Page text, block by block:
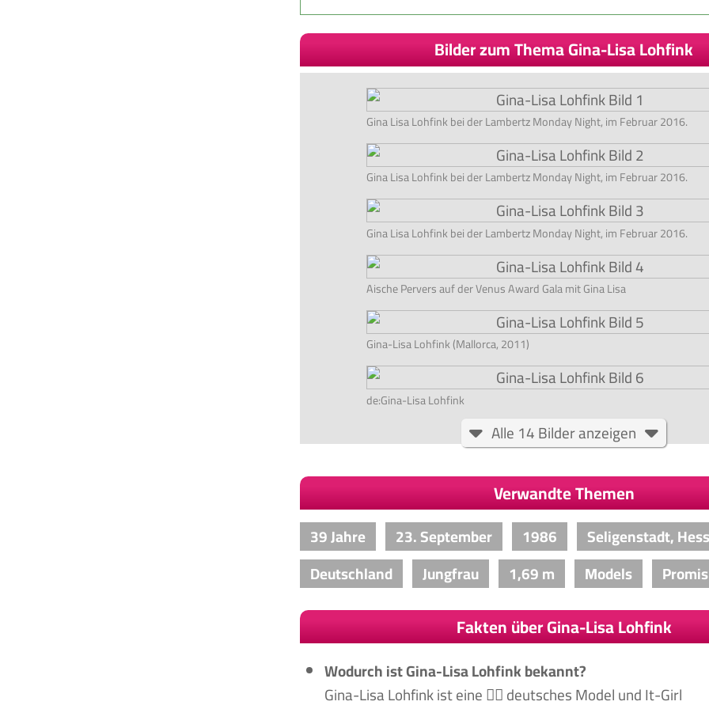
Bilder zum Thema Gina-Lisa Lohfink
Gina Lisa Lohfink bei der Lambertz Monday Night, im Februar 2016.
Gina Lisa Lohfink bei der Lambertz Monday Night, im Februar 2016.
Gina Lisa Lohfink bei der Lambertz Monday Night, im Februar 2016.
Aische Pervers auf der Venus Award Gala mit Gina Lisa
Gina-Lisa Lohfink (Mallorca, 2011)
de:Gina-Lisa Lohfink
Alle 14 Bilder anzeigen
Verwandte Themen
39 Jahre 23. September 1986
Seligenstadt,
Deutschland
Jungfrau 1,69 m Models
Fakten über Gina-Lisa Lohfink
Wodurch ist Gina-Lisa Lohfink bekannt?
Gina-Lisa Lohfink ist eine 🙋‍♀️ deutsches Model und It-Girl